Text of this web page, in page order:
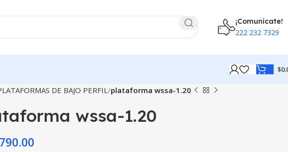
¡Comunícate!
222 232 7329
$
DE BAJO PERFIL plataforma wssa-1.20
wssa-1.20